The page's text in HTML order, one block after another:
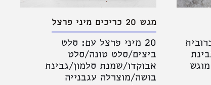
מגש 20 כריכים מיני פרצל
20 מיני פרצל עם: סלט
ביצים/סלט טונה/סלט
אבוקדו/שמנת סלמון/גבינת
בושה/מוצרלה עגבנייה